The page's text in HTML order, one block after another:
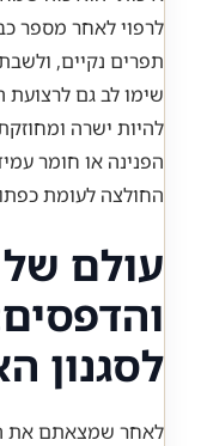
לרפוי לאחר מספר
תפרים נקיים,
שימו לב גם
להיות ישרה
הפנינה או חומר
החולצה לעומת
עולם
לסגנון
לאחר שמצאתם את